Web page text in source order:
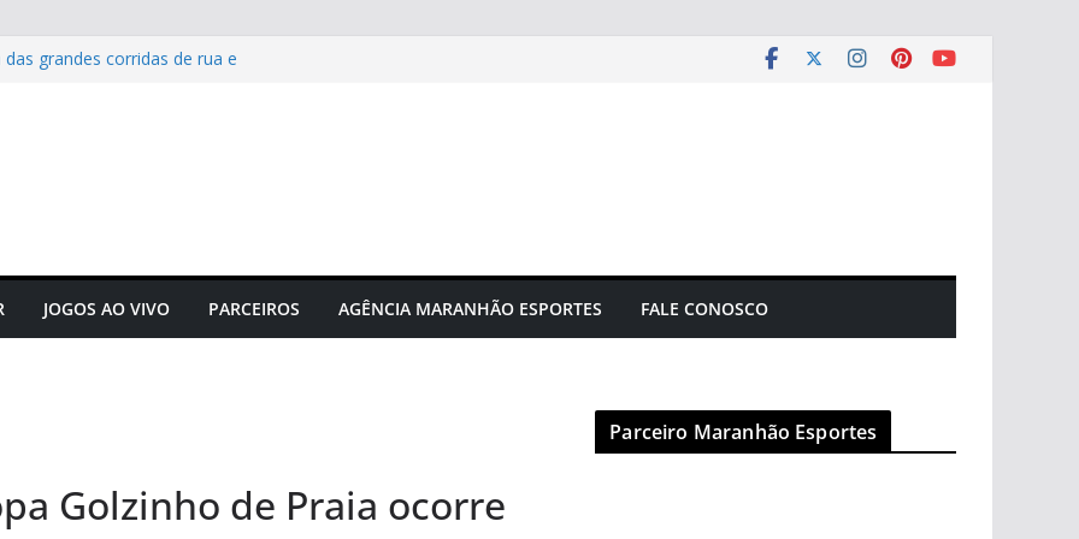
grandes corridas de rua e
times para o
novembro
futebol maranhense
JOGOS AO VIVO PARCEIROS AGÊNCIA MARANHÃO ESPORTES FALE CONOSCO
Golzinho de Praia ocorre
Parceiro Maranhão Esportes